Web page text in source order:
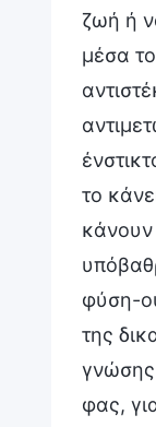
ζωή ή
μέσα
το
κάνουν
φύση-
της
γνώσης
φας,